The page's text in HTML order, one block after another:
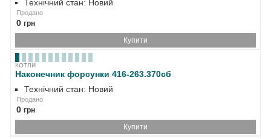
Технічний стан: Новий
Продано
0 грн
Купити
КОТЛИ
Наконечник форсунки 416-263.370сб
Технічний стан: Новий
Продано
0 грн
Купити